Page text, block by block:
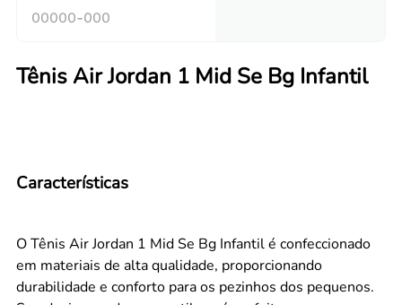
Tênis Air Jordan 1 Mid Se Bg Infantil
Características
O Tênis Air Jordan 1 Mid Se Bg Infantil é confeccionado
em materiais de alta qualidade, proporcionando
durabilidade e conforto para os pezinhos dos pequenos.